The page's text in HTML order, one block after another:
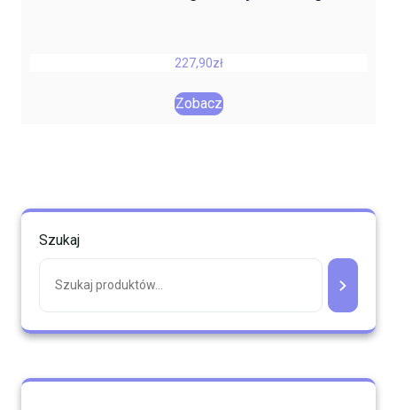
227,90zł
Zobacz
Szukaj